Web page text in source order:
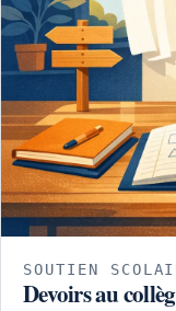
SOUTIEN
Devoirs au